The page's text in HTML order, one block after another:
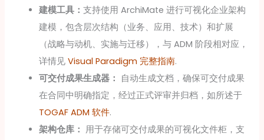
建模工具：支持使用 ArchiMate 进行可视化企业架构
建模，包含层次结构（业务、应用、技术）和扩展
（战略与动机、实施与迁移），与 ADM 阶段相对应，
详情见Visual Paradigm 完整指南.
可交付成果生成器： 自动生成文档，确保可交付成果
在合同中明确指定，经过正式评审并归档，如所述于
TOGAF ADM 软件.
架构仓库： 用于存储可交付成果的可视化文件柜，支